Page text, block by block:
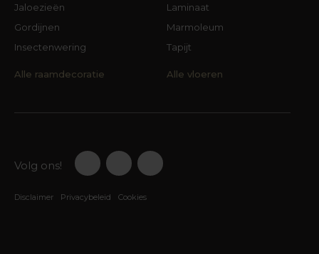
Jaloezieën
Gordijnen
Insectenwering
Alle raamdecoratie
Laminaat
Marmoleum
Tapijt
Alle vloeren
Volg ons!
Disclaimer Privacybeleid Cookies